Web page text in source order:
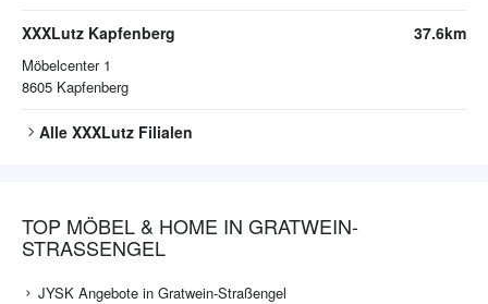
XXXLutz Kapfenberg
Möbelcenter 1
8605 Kapfenberg
37.6km
Alle XXXLutz Filialen
TOP MÖBEL & HOME IN GRATWEIN-
STRASSENGEL
JYSK Angebote in Gratwein-Straßengel